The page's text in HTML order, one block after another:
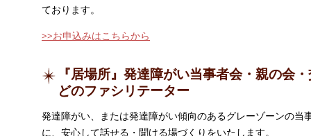
ております。
>>お申込みはこちらから
『居場所』発達障がい当事者会・親の会
どのファシリテーター
発達障がい、または発達障がい傾向のあるグレーゾーンの当
に、安心して話せる・聞ける場づくりをいたします。